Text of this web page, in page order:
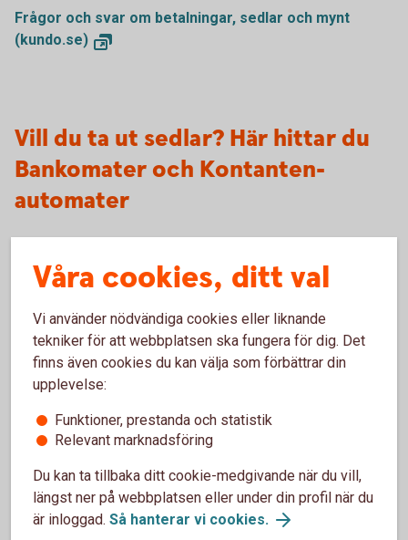
Frågor och svar om betalningar, sedlar och mynt
(kundo.se)
Vill du ta ut sedlar? Här hittar du
Bankomater och Kontanten-
automater
Bankomat
Cirka 1 500 automater i Sverige för dig som är
privatkund hos oss
Bankomats uttagsautomater (bankomat.se)
Kontanten
Cirka 450 automater i Sverige - ofta där det inte
Våra cookies, ditt val
Vi använder nödvändiga cookies eller liknande
tekniker för att webbplatsen ska fungera för dig. Det
finns även cookies du kan välja som förbättrar din
upplevelse:
Funktioner, prestanda och statistik
Relevant marknadsföring
Du kan ta tillbaka ditt cookie-medgivande när du vill,
längst ner på webbplatsen eller under din profil när du
är inloggad. Så hanterar vi cookies.